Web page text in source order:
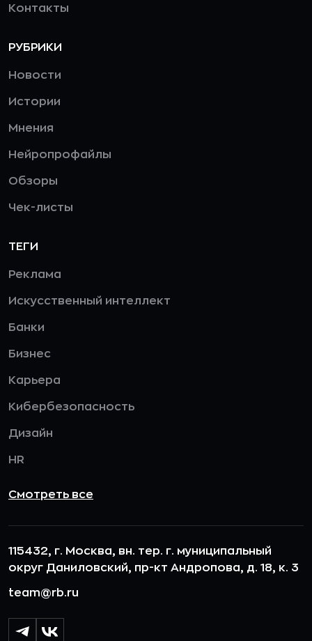
Контакты
РУБРИКИ
Новости
Истории
Мнения
Нейропрофайлы
Обзоры
Чек-листы
ТЕГИ
Реклама
Искусственный интеллект
Банки
Бизнес
Карьера
Кибербезопасность
Дизайн
HR
Смотреть все
115432, г. Москва, вн. тер. г. муниципальный
округ Даниловский, пр-кт Андропова, д. 18, к. 3
team@rb.ru